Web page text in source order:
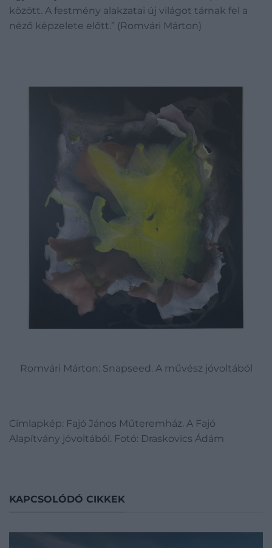
között. A festmény alakzatai új világot tárnak fel a
néző képzelete előtt.” (Romvári Márton)
Romvári Márton: Snapseed. A művész jóvoltából
Címlapkép: Fajó János Műteremház. A Fajó
Alapítvány jóvoltából. Fotó: Draskovics Ádám
KAPCSOLÓDÓ CIKKEK